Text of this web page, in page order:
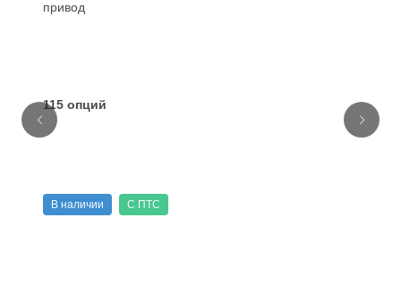
привод
115 опций
В наличии С ПТС